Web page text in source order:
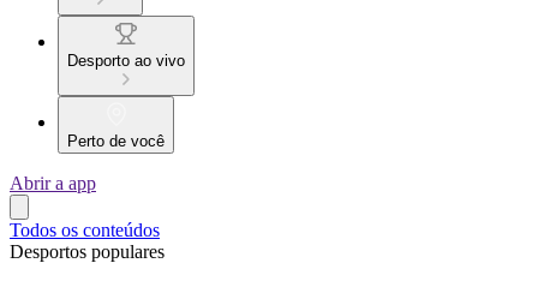
Desporto ao vivo
Perto de você
Abrir a app
Todos os conteúdos
Desportos populares